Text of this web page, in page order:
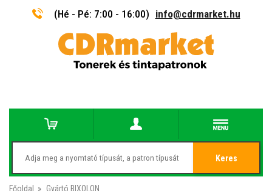
(Hé - Pé: 7:00 - 16:00) info@cdrmarket.hu
Keres
Főoldal » Gyártó BIXOLON